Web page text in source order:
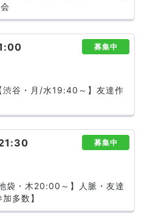
募集中
谷・月/水19:40～】友達作
募集中
袋・木20:00～】人脈・友達
多数】